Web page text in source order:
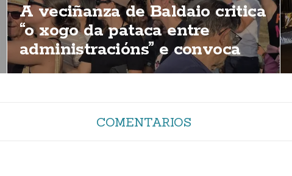
A veciñanza de Baldaio critica
“o xogo da pataca entre
administracións” e convoca
unha nova concentración
COMENTARIOS